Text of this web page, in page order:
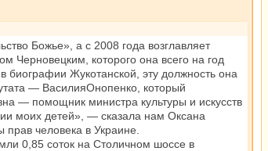
Божье», а с 2008 года возглавляет
Черновецким, которого она всего на год
Жукотанской, эту должность она
— ВасилияОнопенко, который
— помощник министра культуры и искусств
моих детей», — сказала нам Оксана
человека в Украине.
0,85 соток на Столичном шоссе в